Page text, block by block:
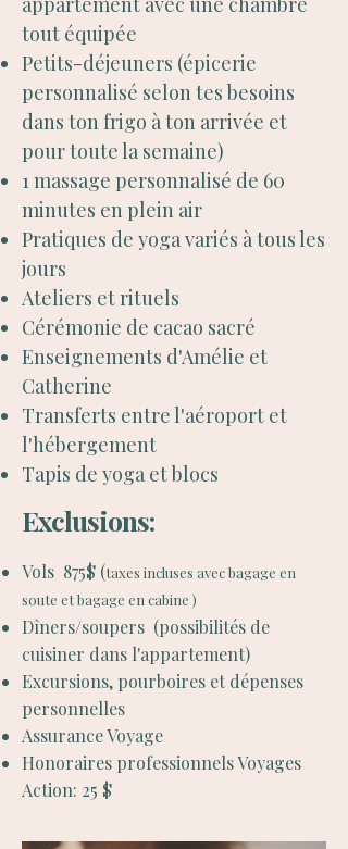
tout équipée
Petits-déjeuners (épicerie
personnalisé selon tes besoins
dans ton frigo à ton arrivée et
pour toute la semaine)
1 massage personnalisé de 60
minutes en plein air
Pratiques de yoga variés à tous les
jours
Ateliers et rituels
Cérémonie de cacao sacré
Enseignements d'Amélie et
Catherine
Transferts entre l'aéroport et
l'hébergement
Tapis de yoga et blocs
Exclusions:
Vols 875$ (taxes incluses avec bagage en
soute et bagage en cabine )
Dîners/soupers (possibilités de
cuisiner dans l'appartement)
Excursions, pourboires et dépenses
personnelles
Assurance Voyage
Honoraires professionnels Voyages
Action: 25 $